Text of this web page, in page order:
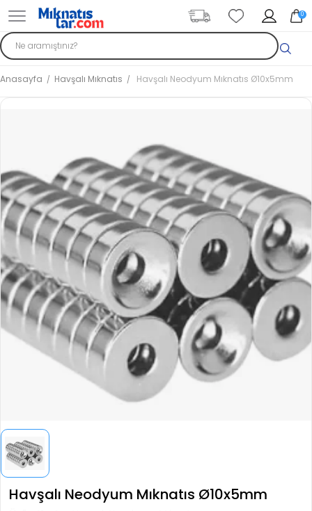
0
Anasayfa Havşalı Mıknatıs Havşalı Neodyum Mıknatıs Ø10x5mm
Havşalı Neodyum Mıknatıs Ø10x5mm